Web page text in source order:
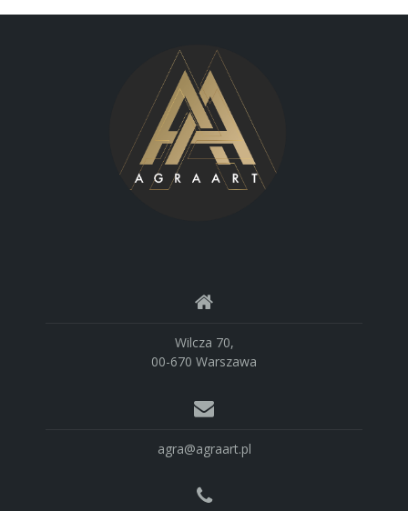
Wilcza 70,
00-670 Warszawa
agra@agraart.pl